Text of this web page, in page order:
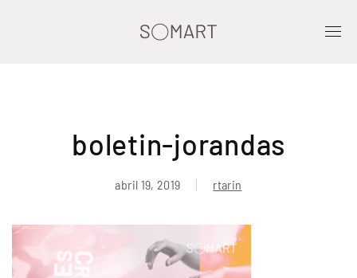
boletin-jorandas
abril 19, 2019 rtarin